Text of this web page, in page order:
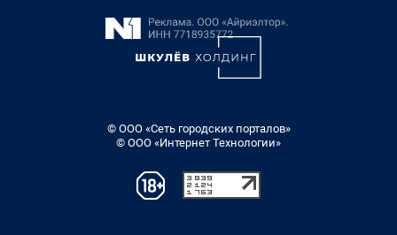
© ООО «Сеть городских порталов»
© ООО «Интернет Технологии»